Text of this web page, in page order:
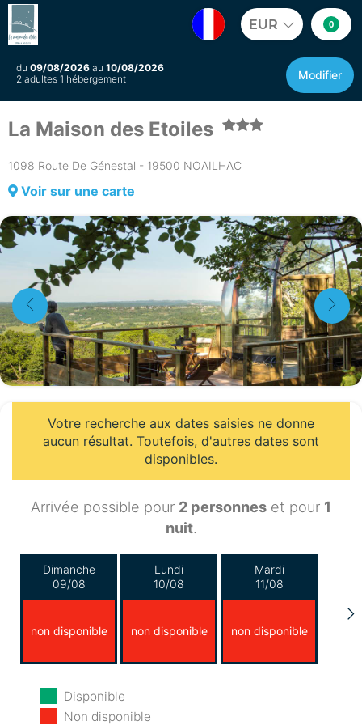
EUR 0
du 09/08/2026 au 10/08/2026
2 adultes 1 hébergement
Modifier
La Maison des Etoiles
1098 Route De Génestal - 19500 NOAILHAC
Voir sur une carte
Votre recherche aux dates saisies ne donne
aucun résultat. Toutefois, d'autres dates sont
disponibles.
Arrivée possible pour 2 personnes et pour 1
nuit.
Dimanche
09/08
non disponible
Lundi
10/08
non disponible
Mardi
11/08
non disponible
Mercredi
12/08
Disponible
Non disponible